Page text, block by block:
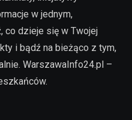
w jednym,
co dzieje się w Twojej
i bądź na bieżąco z tym,
WarszawaInfo24.pl –